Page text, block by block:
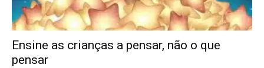
Ensine as crianças a pensar, não o que
pensar